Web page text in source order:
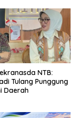
NTB:
Tulang Punggung
Daerah